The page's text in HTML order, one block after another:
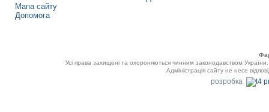
Мапа сайту
Допомога
Усі права захищені та охороняються чинним законодавством
Адміністрація сайту не несе
розробка